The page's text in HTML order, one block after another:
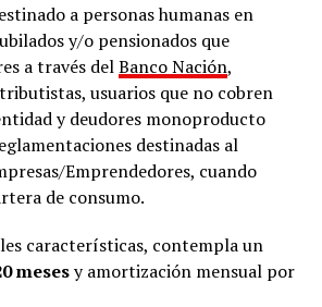
a personas humanas en
y/o pensionados que
a través delBanco Nación,
usuarios que no cobren
ydeudores monoproducto
destinadas al
Emprendedores, cuando
de consumo.
características, contempla un
mesesy amortización mensual por